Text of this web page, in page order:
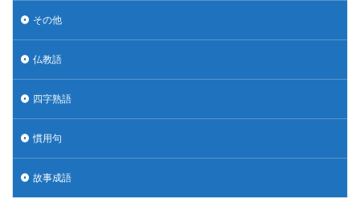
その他
仏教語
四字熟語
慣用句
故事成語